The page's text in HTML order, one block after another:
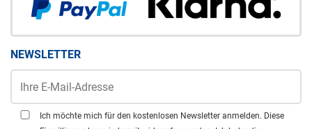
NEWSLETTER
Ich möchte mich für den kostenlosen Newsletter anmelden. Diese